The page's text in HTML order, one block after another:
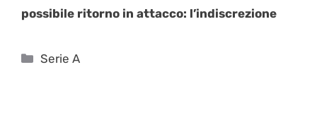
possibile ritorno in attacco: l’indiscrezione
Categorie
Serie A